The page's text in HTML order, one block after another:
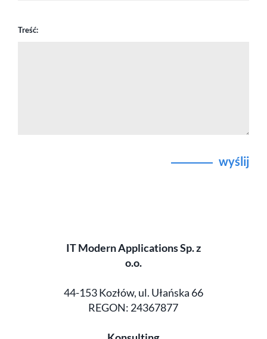
Treść:
wyślij
IT Modern Applications Sp. z
o.o.
44-153 Kozłów, ul. Ułańska 66
REGON: 24367877